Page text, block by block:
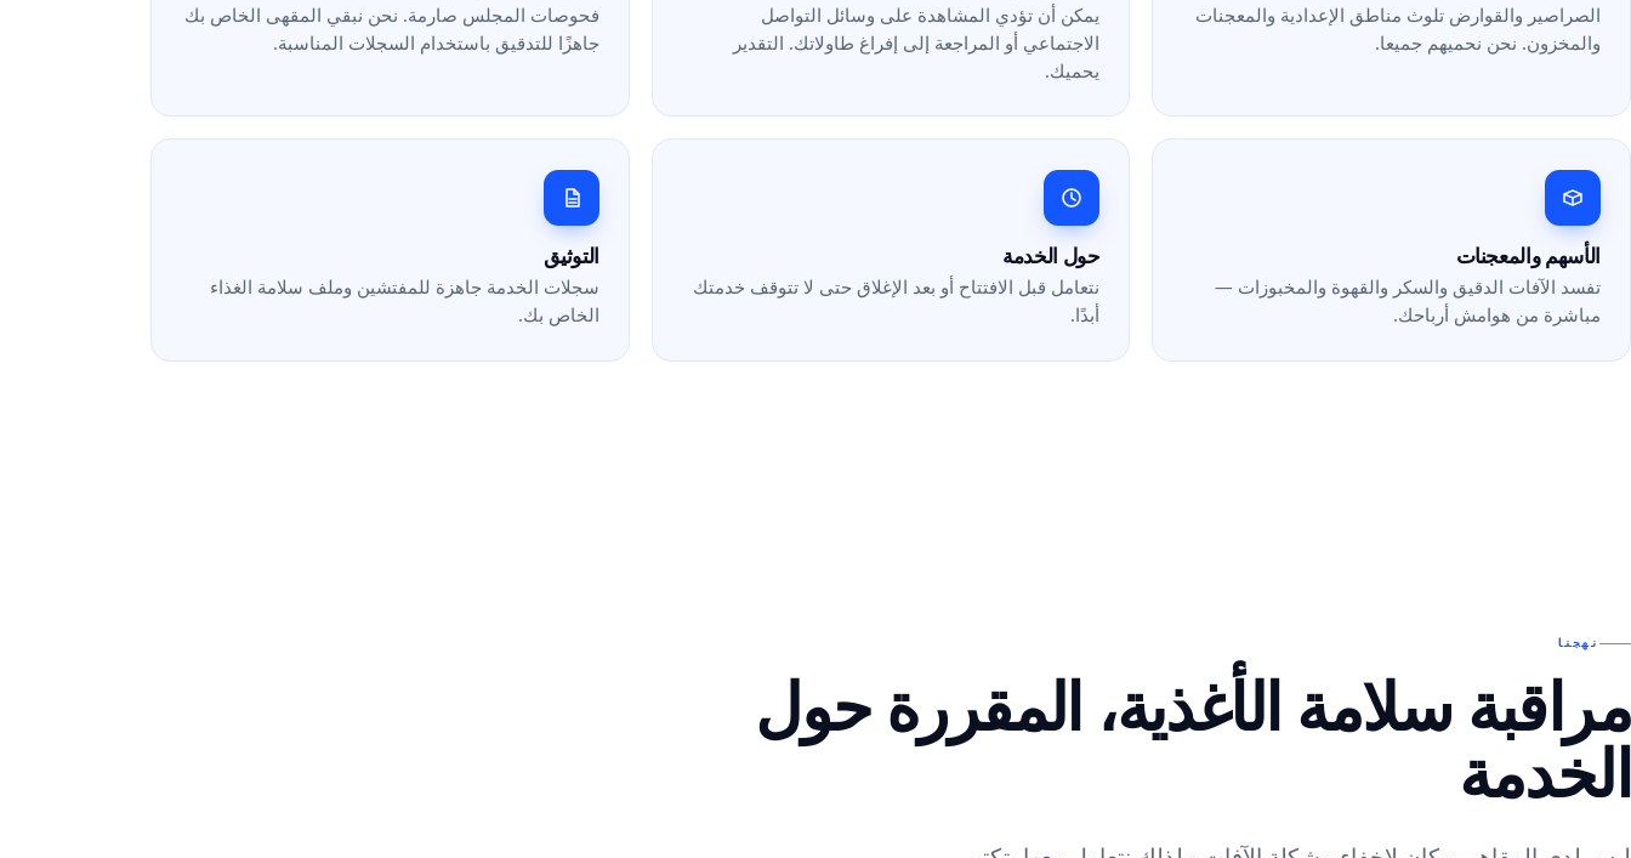
الصراصير والقوارض تلوث مناطق الإعدادية والمعجنات
والمخزون. نحن نحميهم جميعا.
يمكن أن تؤدي المشاهدة على وسائل التواصل
الاجتماعي أو المراجعة إلى إفراغ طاولاتك. التقدير
يحميك.
فحوصات المجلس صارمة. نحن نبقي المقهى الخاص بك
جاهزًا للتدقيق باستخدام السجلات المناسبة.
الأسهم والمعجنات
تفسد الآفات الدقيق والسكر والقهوة والمخبوزات —
مباشرة من هوامش أرباحك.
حول الخدمة
نتعامل قبل الافتتاح أو بعد الإغلاق حتى لا تتوقف خدمتك
أبدًا.
التوثيق
سجلات الخدمة جاهزة للمفتشين وملف سلامة الغذاء
الخاص بك.
نهجنا
مراقبة سلامة الأغذية، المقررة حول
الخدمة